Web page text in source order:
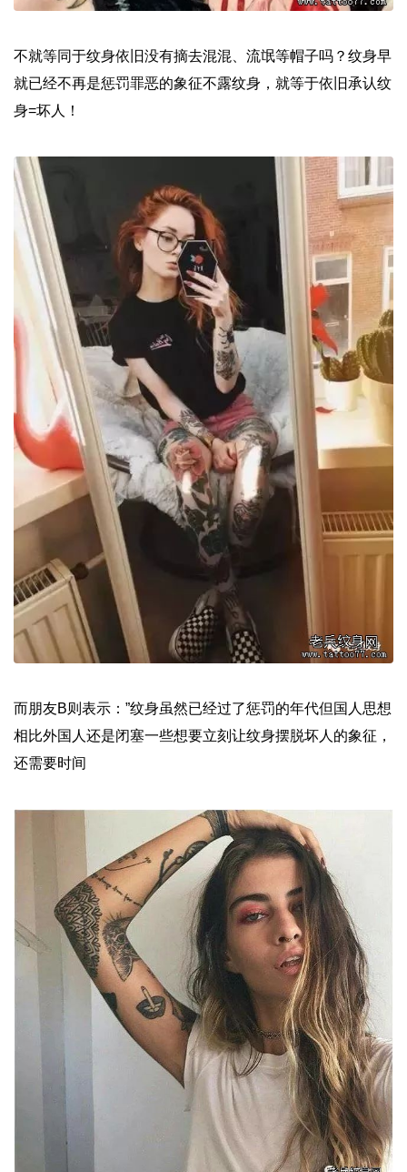
不就等同于纹身依旧没有摘去混混、流氓等帽子吗？纹身早
就已经不再是惩罚罪恶的象征不露纹身，就等于依旧承认纹
身=坏人！
而朋友B则表示：”纹身虽然已经过了惩罚的年代但国人思想
相比外国人还是闭塞一些想要立刻让纹身摆脱坏人的象征，
还需要时间